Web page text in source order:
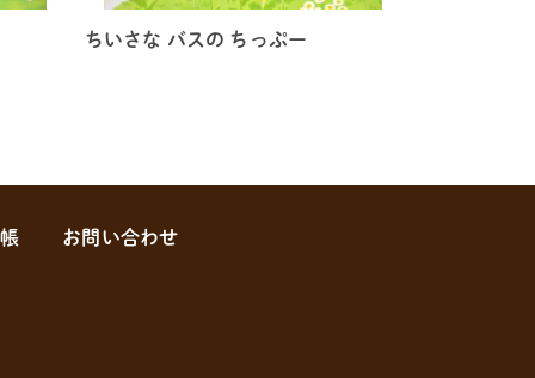
ちいさな バスの ちっぷー
お問い合わせ